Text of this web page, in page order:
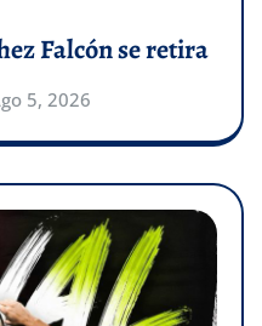
Falcón se retira
5, 2026